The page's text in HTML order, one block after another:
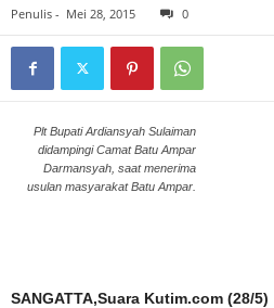
Penulis - Mei 28, 2015 0
Plt Bupati Ardiansyah Sulaiman
didampingi Camat Batu Ampar
Darmansyah, saat menerima
usulan masyarakat Batu Ampar.
SANGATTA,Suara Kutim.com (28/5)